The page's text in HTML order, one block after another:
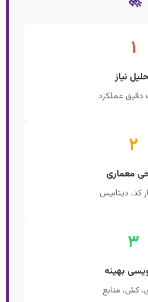
۱
نیاز
دقیق عملکرد
۲
معماری
کد، دیتابیس
۳
بهینه
کش، منابع